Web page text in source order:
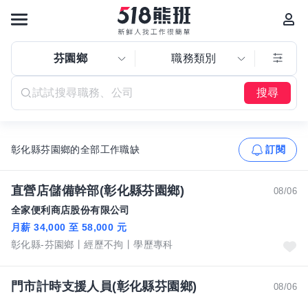
芬園鄉 職務類別
搜尋
彰化縣芬園鄉的全部工作職缺 訂閱
08/06
直營店儲備幹部(彰化縣芬園鄉)
全家便利商店股份有限公司
月薪 34,000 至 58,000 元
彰化縣-芬園鄉
經歷不拘 學歷專科
08/06
門市計時支援人員(彰化縣芬園鄉)